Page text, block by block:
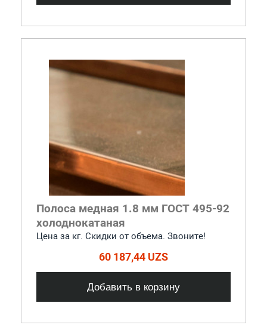
Полоса медная 1.8 мм ГОСТ 495-92
холоднокатаная
Цена за кг. Скидки от объема. Звоните!
60 187,44 UZS
Добавить в корзину